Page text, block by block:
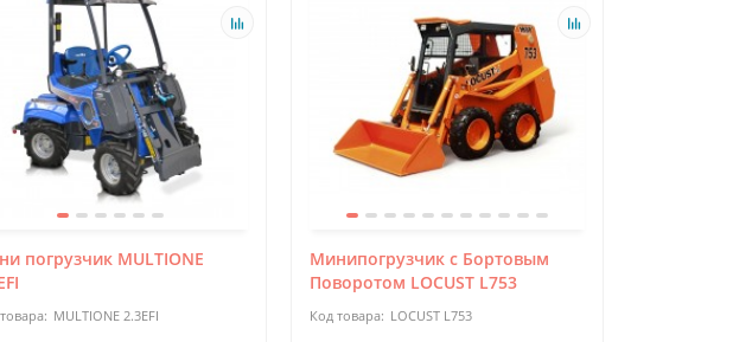
погрузчик MULTIONE
MULTIONE 2.3EFI
Минипогрузчик с Бортовым
Поворотом LOCUST L753
LOCUST L753